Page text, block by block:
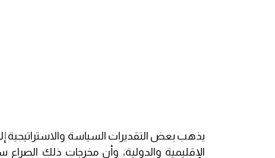
يذهب بعض التقديرات السياسة
الإقليمية والدولية، وأن مخرجات ذلك